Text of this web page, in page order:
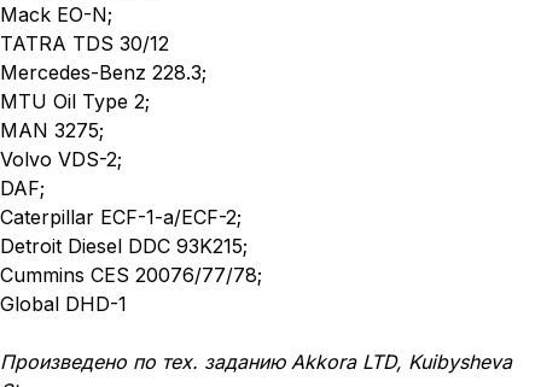
Mack EO-N;
TATRA TDS 30/12
Mercedes-Benz 228.3;
MTU Oil Type 2;
MAN 3275;
Volvo VDS-2;
DAF;
Caterpillar ECF-1-a/ECF-2;
Detroit Diesel DDC 93K215;
Cummins CES 20076/77/78;
Global DHD-1
Произведено по тех. заданию Akkora LTD, Kuibysheva